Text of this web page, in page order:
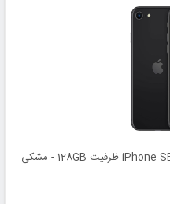
گوشی موبایل Apple مدل iPhone SE 2 (RAM 3) ظرفیت 128GB - مشکی